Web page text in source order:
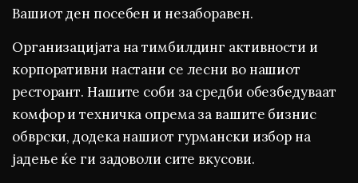
Вашиот ден посебен и незаборавен.
Организацијата на тимбилдинг активности и
корпоративни настани се лесни во нашиот
ресторант. Нашите соби за средби обезбедуваат
комфор и техничка опрема за вашите бизнис
обврски, додека нашиот гурмански избор на
јадење ќе ги задоволи сите вкусови.